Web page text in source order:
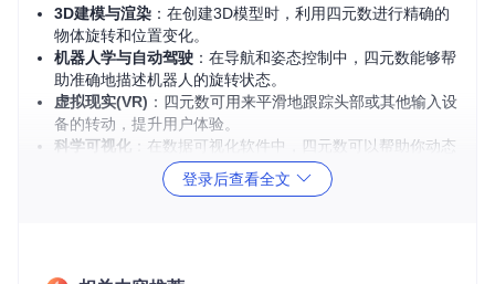
3D建模与渲染 ：在创建3D模型时，利用四元数进行精确的
物体旋转和位置变化。
机器人学与自动驾驶 ：在导航和姿态控制中，四元数能够帮
助准确地描述机器人的旋转状态。
虚拟现实(VR) ：四元数可用来平滑地跟踪头部或其他输入设
备的转动，提升用户体验。
科学可视化 ：在数据可视化软件中，四元数可以帮助你动态
展示3D数据的变化。
登录后查看全文